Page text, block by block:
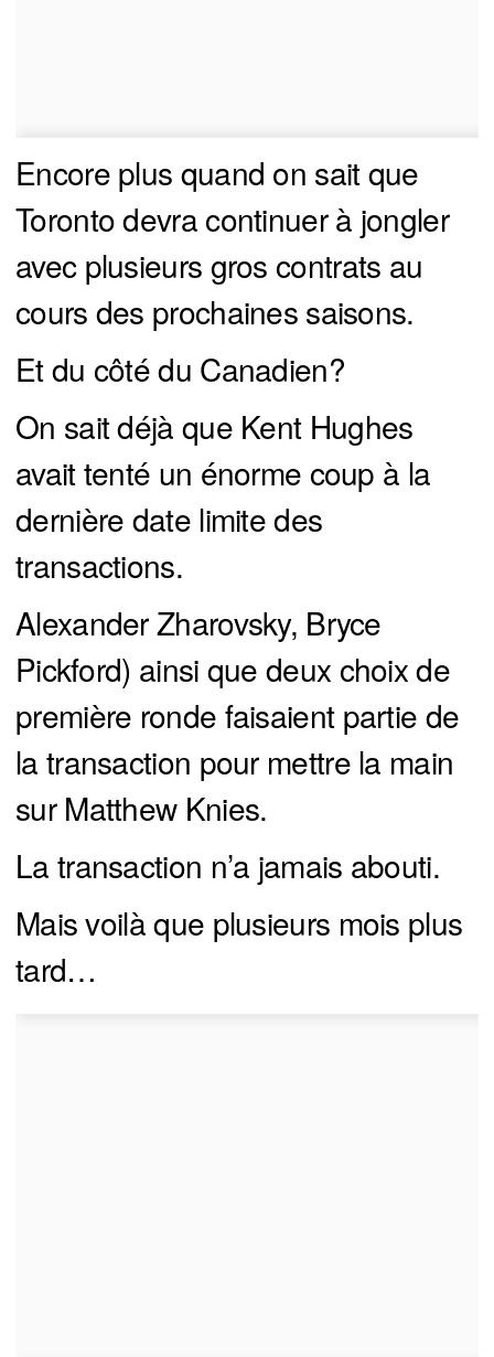
Encore plus quand on sait que
Toronto devra continuer à jongler
avec plusieurs gros contrats au
cours des prochaines saisons.
Et du côté du Canadien?
On sait déjà que Kent Hughes
avait tenté un énorme coup à la
dernière date limite des
transactions.
Alexander Zharovsky, Bryce
Pickford) ainsi que deux choix de
première ronde faisaient partie de
la transaction pour mettre la main
sur Matthew Knies.
La transaction n’a jamais abouti.
Mais voilà que plusieurs mois plus
tard…